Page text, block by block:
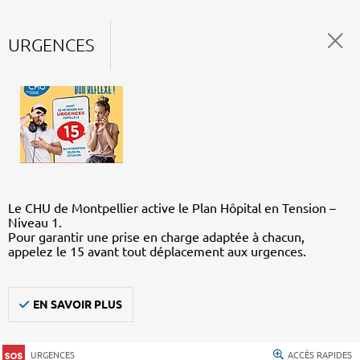
URGENCES
Le CHU de Montpellier active le Plan Hôpital en Tension –
Niveau 1.
Pour garantir une prise en charge adaptée à chacun,
appelez le 15 avant tout déplacement aux urgences.
EN SAVOIR PLUS
URGENCES ACCÈS RAPIDES